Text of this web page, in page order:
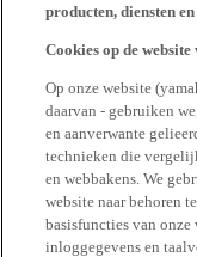
producten, diensten
Cookies op de
Op onze website
daarvan - gebruiken
en aanverwante
technieken die
en webbakens. We
website naar behoren
basisfuncties van
inloggegevens en